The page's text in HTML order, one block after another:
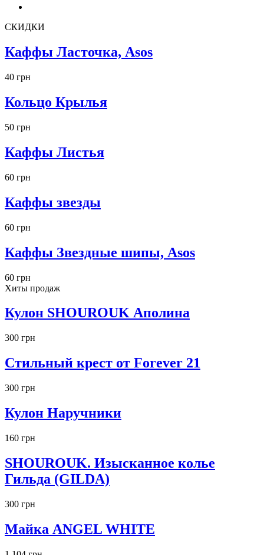
СКИДКИ
Каффы Ласточка, Asos
40 грн
Кольцо Крылья
50 грн
Каффы Листья
60 грн
Каффы звезды
60 грн
Каффы Звездные шипы, Asos
60 грн
Хиты продаж
Кулон SHOUROUK Аполина
300 грн
Стильный крест от Forever 21
300 грн
Кулон Наручники
160 грн
SHOUROUK. Изысканное колье
Гильда (GILDA)
300 грн
Майка ANGEL WHITE